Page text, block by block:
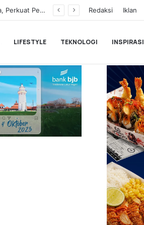
Hampir Sentuh 70.000 Pengguna, Polytron Optimis Sambut Ajang GIIAS 2026 dengan Respon Positif Redaksi Iklan
LIFESTYLE TEKNOLOGI INSPIRASI